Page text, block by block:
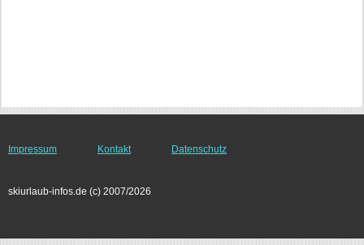
Impressum Kontakt Datenschutz
skiurlaub-infos.de (c) 2007/2026